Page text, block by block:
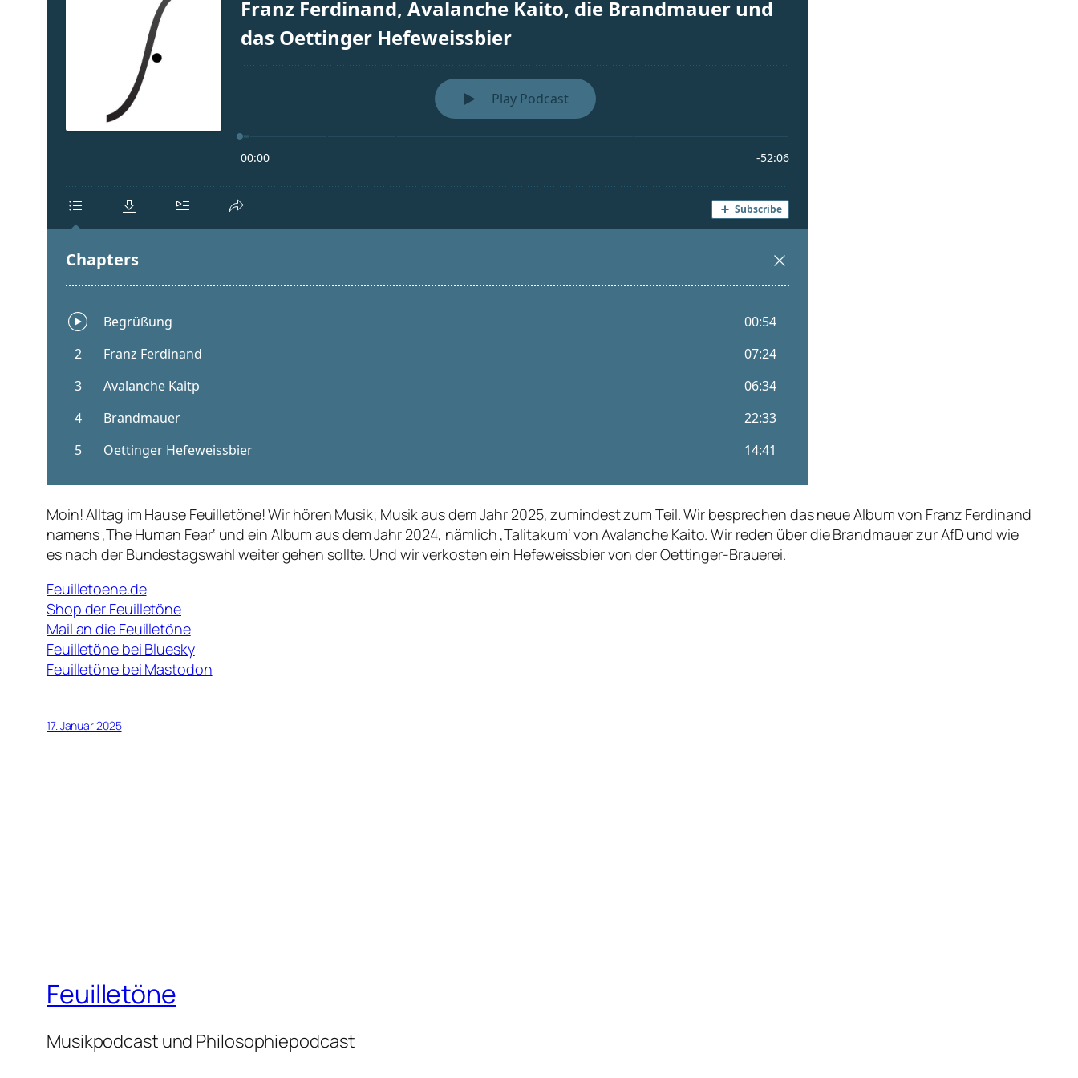
Moin! Alltag im Hause Feuilletöne! Wir hören Musik; Musik aus dem Jahr 2025, zumindest zum Teil. Wir besprechen das neue Album von Franz Ferdinand
namens ‚The Human Fear‘ und ein Album aus dem Jahr 2024, nämlich ‚Talitakum‘ von Avalanche Kaito. Wir reden über die Brandmauer zur AfD und wie
es nach der Bundestagswahl weiter gehen sollte. Und wir verkosten ein Hefeweissbier von der Oettinger-Brauerei.
Feuilletoene.de
Shop der Feuilletöne
Mail an die Feuilletöne
Feuilletöne bei Bluesky
Feuilletöne bei Mastodon
17. Januar 2025
Feuilletöne
Musikpodcast und Philosophiepodcast